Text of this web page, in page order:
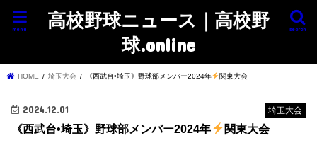
高校野球ニュース｜高校野
球.online
search
menu
HOME 埼玉大会 《西武台•埼玉》野球部メンバー2024年 関東大会
埼玉大会
2024.12.01
《西武台•埼玉》野球部メンバー2024年 関東大会